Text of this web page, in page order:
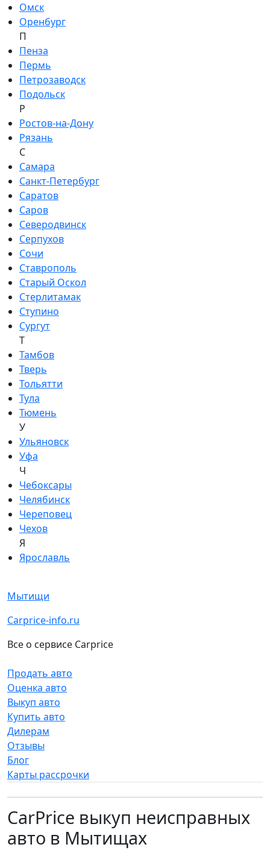
Омск
Оренбург
П
Пенза
Пермь
Петрозаводск
Подольск
Р
Ростов-на-Дону
Рязань
С
Самара
Санкт-Петербург
Саратов
Саров
Северодвинск
Серпухов
Сочи
Ставрополь
Старый Оскол
Стерлитамак
Ступино
Сургут
Т
Тамбов
Тверь
Тольятти
Тула
Тюмень
У
Ульяновск
Уфа
Ч
Чебоксары
Челябинск
Череповец
Чехов
Я
Ярославль
Мытищи
Carprice-info.ru
Все о сервисе Carprice
Продать авто
Оценка авто
Выкуп авто
Купить авто
Дилерам
Отзывы
Блог
Карты рассрочки
CarPrice выкуп неисправных
авто в Мытищах